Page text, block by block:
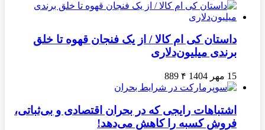
داستان کی ام کالا / از یک فنجان قهوه تا خلق
برندی میلیون‌دلاری
15 مهر 1404 ۴ 889
اشتباهات رایجی که در بحران اقتصادی و بی‌ثباتی،
فروش کسبه را کاهش می‌دهد!